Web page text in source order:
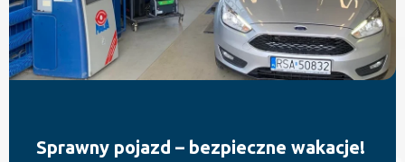
Sprawny pojazd – bezpieczne wakacje!